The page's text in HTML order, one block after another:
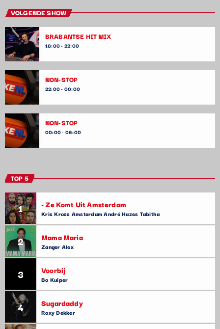
VOLGENDE SHOW
BRABANTSE HIT MIX
18:00 - 22:00
NON-STOP
22:00 - 00:00
NON-STOP
00:00 - 06:00
TOP 5
1 - Ze Komt Uit Amsterdam
Kris Kross Amsterdam André Hazes Tabitha
2 Mama Maria
Zanger Alex
3 Voorbij
Bo Kuiper
4 Sugardaddy
Roxy Dekker